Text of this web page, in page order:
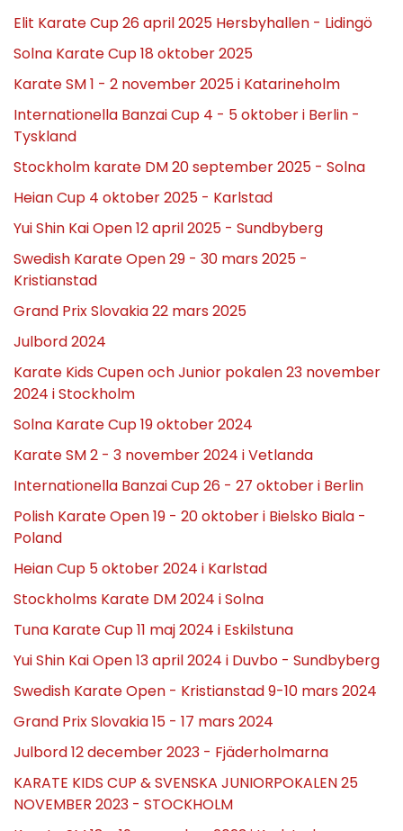
Elit Karate Cup 26 april 2025 Hersbyhallen - Lidingö
Solna Karate Cup 18 oktober 2025
Karate SM 1 - 2 november 2025 i Katarineholm
Internationella Banzai Cup 4 - 5 oktober i Berlin -
Tyskland
Stockholm karate DM 20 september 2025 - Solna
Heian Cup 4 oktober 2025 - Karlstad
Yui Shin Kai Open 12 april 2025 - Sundbyberg
Swedish Karate Open 29 - 30 mars 2025 -
Kristianstad
Grand Prix Slovakia 22 mars 2025
Julbord 2024
Karate Kids Cupen och Junior pokalen 23 november
2024 i Stockholm
Solna Karate Cup 19 oktober 2024
Karate SM 2 - 3 november 2024 i Vetlanda
Internationella Banzai Cup 26 - 27 oktober i Berlin
Polish Karate Open 19 - 20 oktober i Bielsko Biala -
Poland
Heian Cup 5 oktober 2024 i Karlstad
Stockholms Karate DM 2024 i Solna
Tuna Karate Cup 11 maj 2024 i Eskilstuna
Yui Shin Kai Open 13 april 2024 i Duvbo - Sundbyberg
Swedish Karate Open - Kristianstad 9-10 mars 2024
Grand Prix Slovakia 15 - 17 mars 2024
Julbord 12 december 2023 - Fjäderholmarna
KARATE KIDS CUP & SVENSKA JUNIORPOKALEN 25
NOVEMBER 2023 - STOCKHOLM